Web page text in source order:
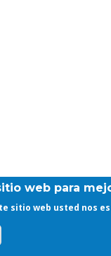
web para
sitio web usted nos